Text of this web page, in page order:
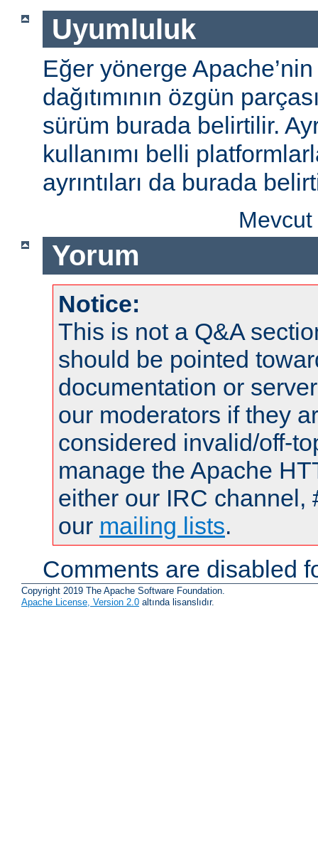
Uyumluluk
Eğer yönerge
dağıtımının özgün
sürüm burada belirtilir.
kullanımı belli
ayrıntıları da burada
Yorum
Notice:
This is not a Q&A
should be pointed
documentation or
our moderators if they
considered invalid/off-
manage the Apache
either our IRC channel,
our mailing lists.
Comments are disabled
Copyright 2019 The Apache Software Foundation.
Apache License, Version 2.0 altında lisanslıdır.